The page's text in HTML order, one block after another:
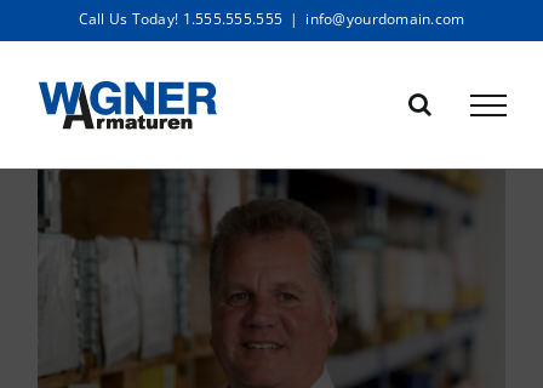
Inhalt
springen
Call Us Today! 1.555.555.555 | info@yourdomain.com